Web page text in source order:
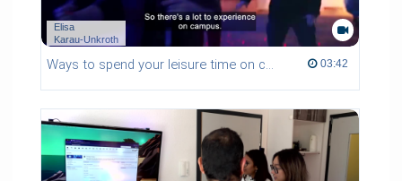
Elisa
Karau-Unkroth
Ways to spend your leisure time on campus 03:42
03:42 duration